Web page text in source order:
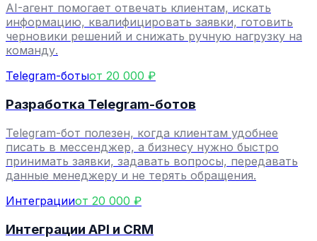
AI-агент помогает отвечать клиентам, искать
информацию, квалифицировать заявки, готовить
черновики решений и снижать ручную нагрузку на
команду.
Telegram-ботыот 20 000 ₽
Разработка Telegram-ботов
Telegram-бот полезен, когда клиентам удобнее
писать в мессенджер, а бизнесу нужно быстро
принимать заявки, задавать вопросы, передавать
данные менеджеру и не терять обращения.
Интеграцииот 20 000 ₽
Интеграции API и CRM